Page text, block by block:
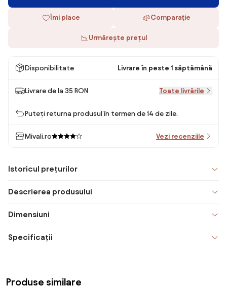
Îmi place Comparaţie
Urmărește prețul
Disponibilitate Livrare în peste 1 săptămână
Livrare de la 35 RON Toate livrările
Puteți returna produsul în termen de 14 de zile.
Mivali.ro Vezi recenziile
Istoricul prețurilor
Descrierea produsului
Dimensiuni
Specificații
Produse similare